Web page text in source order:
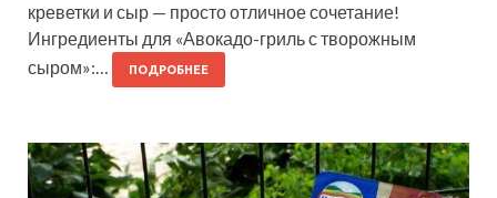
креветки и сыр — просто отличное сочетание!
Ингредиенты для «Авокадо-гриль с творожным
сыром»:…
ПОДРОБНЕЕ